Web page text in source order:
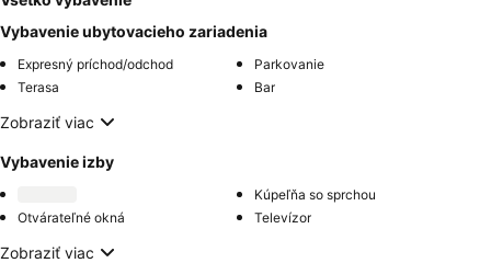
Vybavenie ubytovacieho zariadenia
Expresný príchod/odchod
Parkovanie
Terasa
Bar
Zobraziť viac
Vybavenie izby
Kúpeľňa so sprchou
Otvárateľné okná
Televízor
Zobraziť viac